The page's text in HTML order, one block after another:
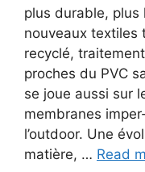
plus durable, plus
nouveaux textiles
recyclé,
proches du PVC
se joue aussi sur
membranes
l’outdoor. Une
matière, … Read